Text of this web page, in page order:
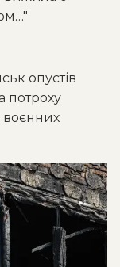
опустів
потроху
воєнних